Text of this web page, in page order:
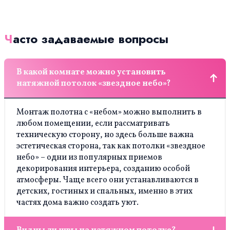
Часто задаваемые вопросы
В какой комнате можно установить
натяжной потолок «звездное небо»?
Монтаж полотна с «небом» можно выполнить в
любом помещении, если рассматривать
техническую сторону, но здесь больше важна
эстетическая сторона, так как потолки «звездное
небо» – одни из популярных приемов
декорирования интерьера, созданию особой
атмосферы. Чаще всего они устанавливаются в
детских, гостиных и спальных, именно в этих
частях дома важно создать уют.